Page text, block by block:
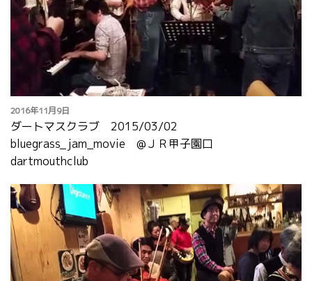
2016年11月9日
ダートマスクラブ 2015/03/02
bluegrass_jam_movie @ＪＲ甲子園口
dartmouthclub